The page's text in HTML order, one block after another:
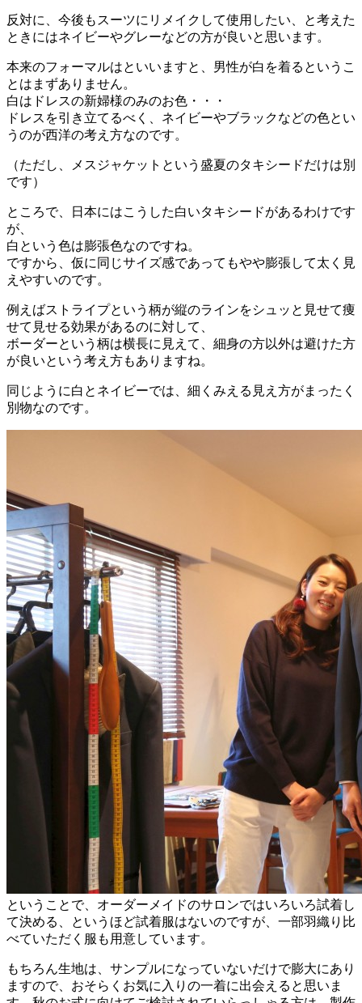
反対に、今後もスーツにリメイクして使用したい、と考えた
ときにはネイビーやグレーなどの方が良いと思います。
本来のフォーマルはといいますと、男性が白を着るというこ
とはまずありません。
白はドレスの新婦様のみのお色・・・
ドレスを引き立てるべく、ネイビーやブラックなどの色とい
うのが西洋の考え方なのです。
（ただし、メスジャケットという盛夏のタキシードだけは別
です）
ところで、日本にはこうした白いタキシードがあるわけです
が、
白という色は膨張色なのですね。
ですから、仮に同じサイズ感であってもやや膨張して太く見
えやすいのです。
例えばストライプという柄が縦のラインをシュッと見せて痩
せて見せる効果があるのに対して、
ボーダーという柄は横長に見えて、細身の方以外は避けた方
が良いという考え方もありますね。
同じように白とネイビーでは、細くみえる見え方がまったく
別物なのです。
ということで、オーダーメイドのサロンではいろいろ試着し
て決める、というほど試着服はないのですが、一部羽織り比
べていただく服も用意しています。
もちろん生地は、サンプルになっていないだけで膨大にあり
ますので、おそらくお気に入りの一着に出会えると思いま